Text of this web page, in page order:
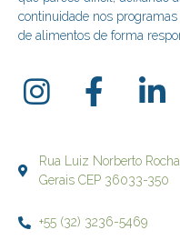
continuidade nos
de alimentos de forma
Rua Luiz Norberto
Gerais CEP 36033-350
+55 (32) 3236-5469